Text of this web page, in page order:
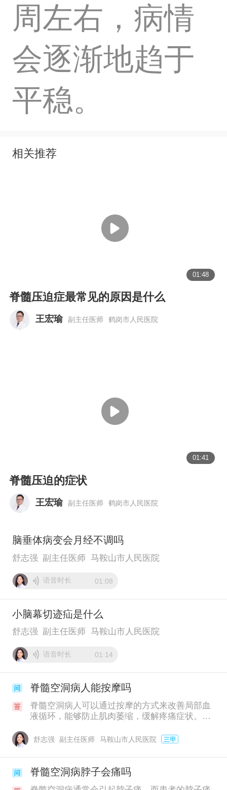
周左右，病情
会逐渐地趋于
平稳。
相关推荐
01:48
脊髓压迫症最常见的原因是什么
王宏瑜 副主任医师 鹤岗市人民医院
01:41
脊髓压迫的症状
王宏瑜 副主任医师 鹤岗市人民医院
脑垂体病变会月经不调吗
舒志强 副主任医师 马鞍山市人民医院
语音时长 01:08
小脑幕切迹疝是什么
舒志强 副主任医师 马鞍山市人民医院
语音时长 01:14
脊髓空洞病人能按摩吗
脊髓空洞病人可以通过按摩的方式来改善局部血
液循环，能够防止肌肉萎缩，缓解疼痛症状。而
征表现，属于慢性以及进行性脊髓变性疾病，所
舒志强 副主任医师 马鞍山市人民医院
脊髓空洞病脖子会痛吗